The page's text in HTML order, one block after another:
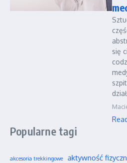
się
Popularne tagi
akcesoria trekkingowe aktywność